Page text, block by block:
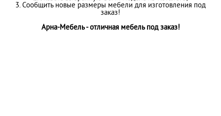
3. Сообщить новые размеры мебели для изготовления под
заказ!
Арна-Мебель - отличная мебель под заказ!